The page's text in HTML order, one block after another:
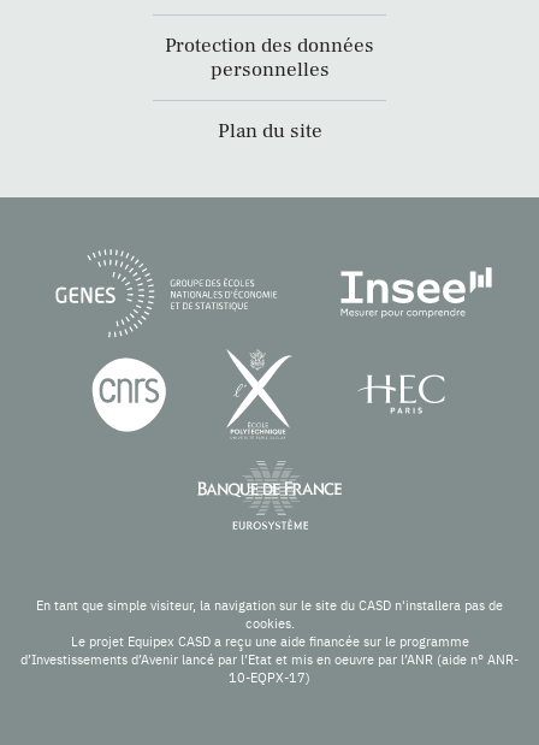
Protection des données
personnelles
Plan du site
En tant que simple visiteur, la navigation sur le site du CASD n'installera pas de
cookies.
Le projet Equipex CASD a reçu une aide financée sur le programme
d’Investissements d’Avenir lancé par l’Etat et mis en oeuvre par l’ANR (aide n° ANR-
10-EQPX-17)